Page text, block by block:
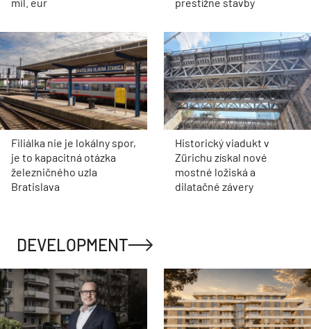
Filiálka nie je lokálny spor,
je to kapacitná otázka
železničného uzla
Bratislava
Historický viadukt v
Zürichu získal nové
mostné ložiská a
dilatačné závery
DEVELOPMENT